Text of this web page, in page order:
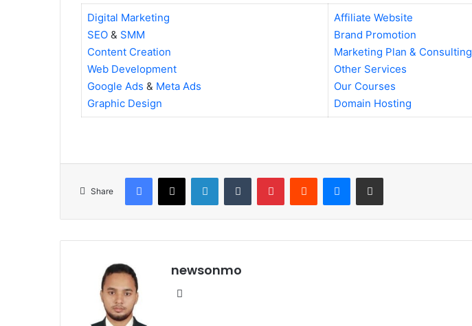
Digital Marketing
SEO& SMM
Content Creation
Web Development
Google Ads & Meta Ads
Graphic Design
Affiliate Website
Brand Promotion
Marketing Plan & Consulting
Other Services
Our Courses
Domain Hosting
Share
Facebook
X LinkedInTumblr PinterestReddit Messenger
Share via Email
newsonmo